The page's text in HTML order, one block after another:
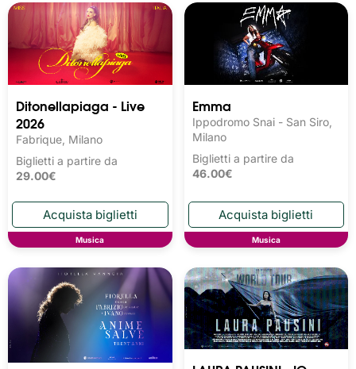
Ditonellapiaga - Live
2026
Fabrique, Milano
Biglietti a partire da
29.00€
Musica
Emma
Ippodromo Snai - San Siro,
Milano
Biglietti a partire da
46.00€
Musica